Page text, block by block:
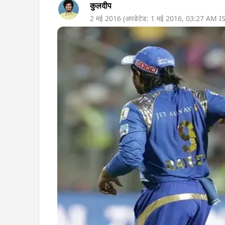
कुलदीप
2 मई 2016 (अपडेटेड: 1 मई 2016, 03:27 AM